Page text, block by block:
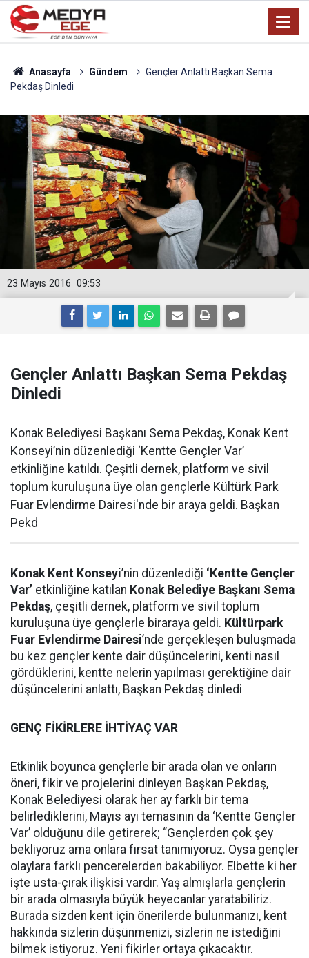
Anasayfa Gündem
Gençler Anlattı Başkan Sema
Pekdaş Dinledi
09:53
23 Mayıs 2016
Gençler Anlattı Başkan Sema Pekdaş
Dinledi
Konak Belediyesi Başkanı Sema Pekdaş, Konak Kent
Konseyi’nin düzenlediği ‘Kentte Gençler Var’
etkinliğine katıldı. Çeşitli dernek, platform ve sivil
toplum kuruluşuna üye olan gençlerle Kültürk Park
Fuar Evlendirme Dairesi'nde bir araya geldi. Başkan
Pekd
Konak Kent Konseyi’nin düzenlediği ‘Kentte Gençler
Var’ etkinliğine katılan Konak Belediye Başkanı Sema
Pekdaş, çeşitli dernek, platform ve sivil toplum
kuruluşuna üye gençlerle biraraya geldi. Kültürpark
Fuar Evlendirme Dairesi’nde gerçekleşen buluşmada
bu kez gençler kente dair düşüncelerini, kenti nasıl
gördüklerini, kentte nelerin yapılması gerektiğine dair
düşüncelerini anlattı, Başkan Pekdaş dinledi
GENÇ FİKİRLERE İHTİYAÇ VAR
Etkinlik boyunca gençlerle bir arada olan ve onların
öneri, fikir ve projelerini dinleyen Başkan Pekdaş,
Konak Belediyesi olarak her ay farklı bir tema
belirlediklerini, Mayıs ayı temasının da ‘Kentte Gençler
Var’ olduğunu dile getirerek; “Gençlerden çok şey
bekliyoruz ama onlara fırsat tanımıyoruz. Oysa gençler
olaylara farklı pencerelerden bakabiliyor. Elbette ki her
işte usta-çırak ilişkisi vardır. Yaş almışlarla gençlerin
bir arada olmasıyla büyük heyecanlar yaratabiliriz.
Burada sizden kent için önerilerde bulunmanızı, kent
hakkında sizlerin düşünmenizi, sizlerin ne istediğini
bilmek istiyoruz. Yeni fikirler ortaya çıkacaktır.